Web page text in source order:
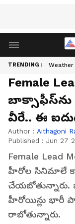
TRENDING : Weather
Female
బాక్సాఫీస్‌ను
వీరే.. ఈ
Author : Aithagoni
Published : Jun 27
Female Lead
హీరోల సినిమాలే
చేయబోతున్నారు.
హీరోయిన్లు భారీ
రాబోతున్నారు.